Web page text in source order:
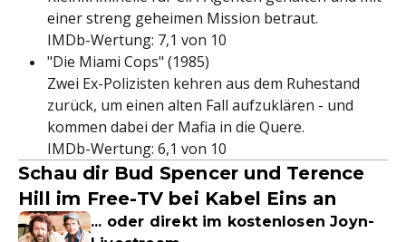
einer streng geheimen Mission betraut.
IMDb-Wertung: 7,1 von 10
"Die Miami Cops" (1985)
Zwei Ex-Polizisten kehren aus dem Ruhestand
zurück, um einen alten Fall aufzuklären - und
kommen dabei der Mafia in die Quere.
IMDb-Wertung: 6,1 von 10
Schau dir Bud Spencer und Terence
Hill im Free-TV bei Kabel Eins an
... oder direkt im kostenlosen Joyn-